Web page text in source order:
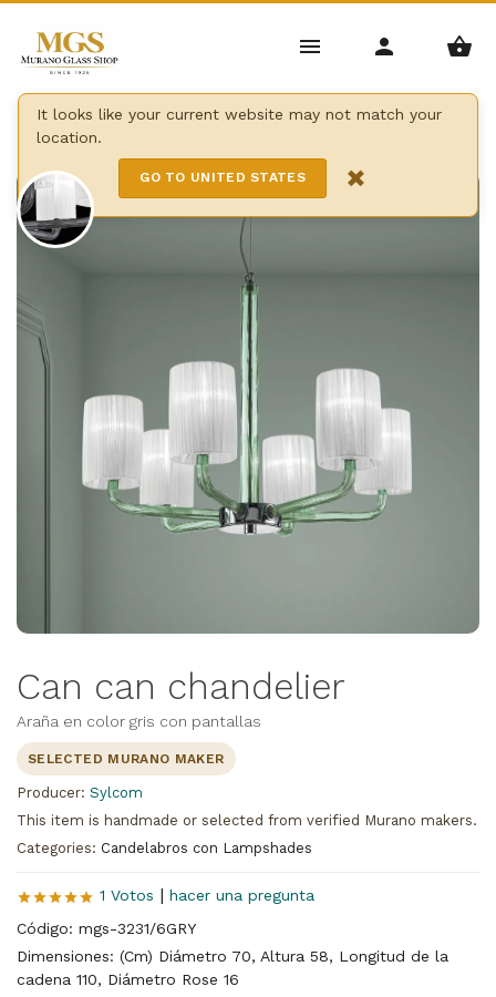
It looks like your current website may not match your
location.
GO TO UNITED STATES ×
Home / Candelabros / Candelabros con Lampshades
Can can chandelier
Can can chandelier
Araña en color gris con pantallas
SELECTED MURANO MAKER
Producer: Sylcom
This item is handmade or selected from verified Murano makers.
Categories: Candelabros con Lampshades
1 Votos | hacer una pregunta
Código: mgs-3231/6GRY
Dimensiones: (Cm) Diámetro 70, Altura 58, Longitud de la
cadena 110, Diámetro Rose 16